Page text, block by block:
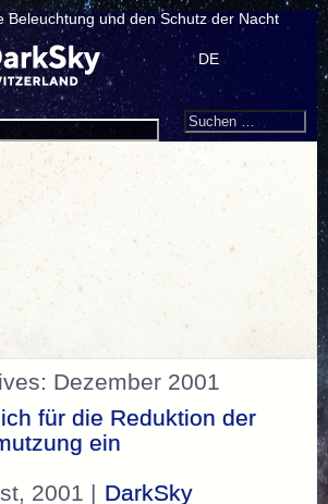
Beleuchtung und den Schutz der Nacht
DE
Search
Suchen
Dezember 2001
für die Reduktion der
ein
2001 | DarkSky